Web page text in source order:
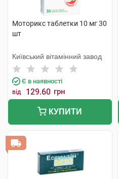
Моторикс таблетки 10 мг 30
шт
Київський вітамінний завод
Є в наявності
від 129.60 грн
КУПИТИ